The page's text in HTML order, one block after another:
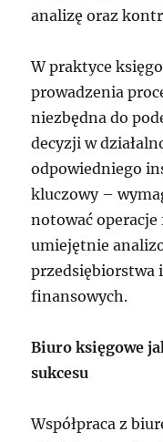
analizę oraz
W praktyce
prowadzenia
niezbędna do
decyzji w
odpowiedniego
kluczowy –
notować
umiejętnie
przedsiębiorstwa
finansowych.
Biuro księgowe
sukcesu
Współpraca z